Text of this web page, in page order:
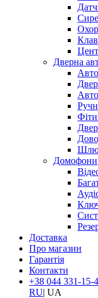
Дверна
Домофони
Доставка
Про магазин
Гарантія
Контакти
+38 044 331-15-
RU| UA